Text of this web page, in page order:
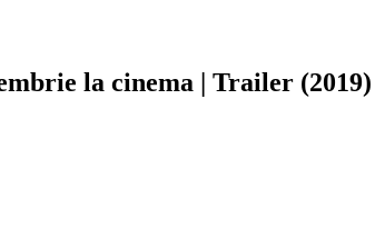
la cinema | Trailer (2019)